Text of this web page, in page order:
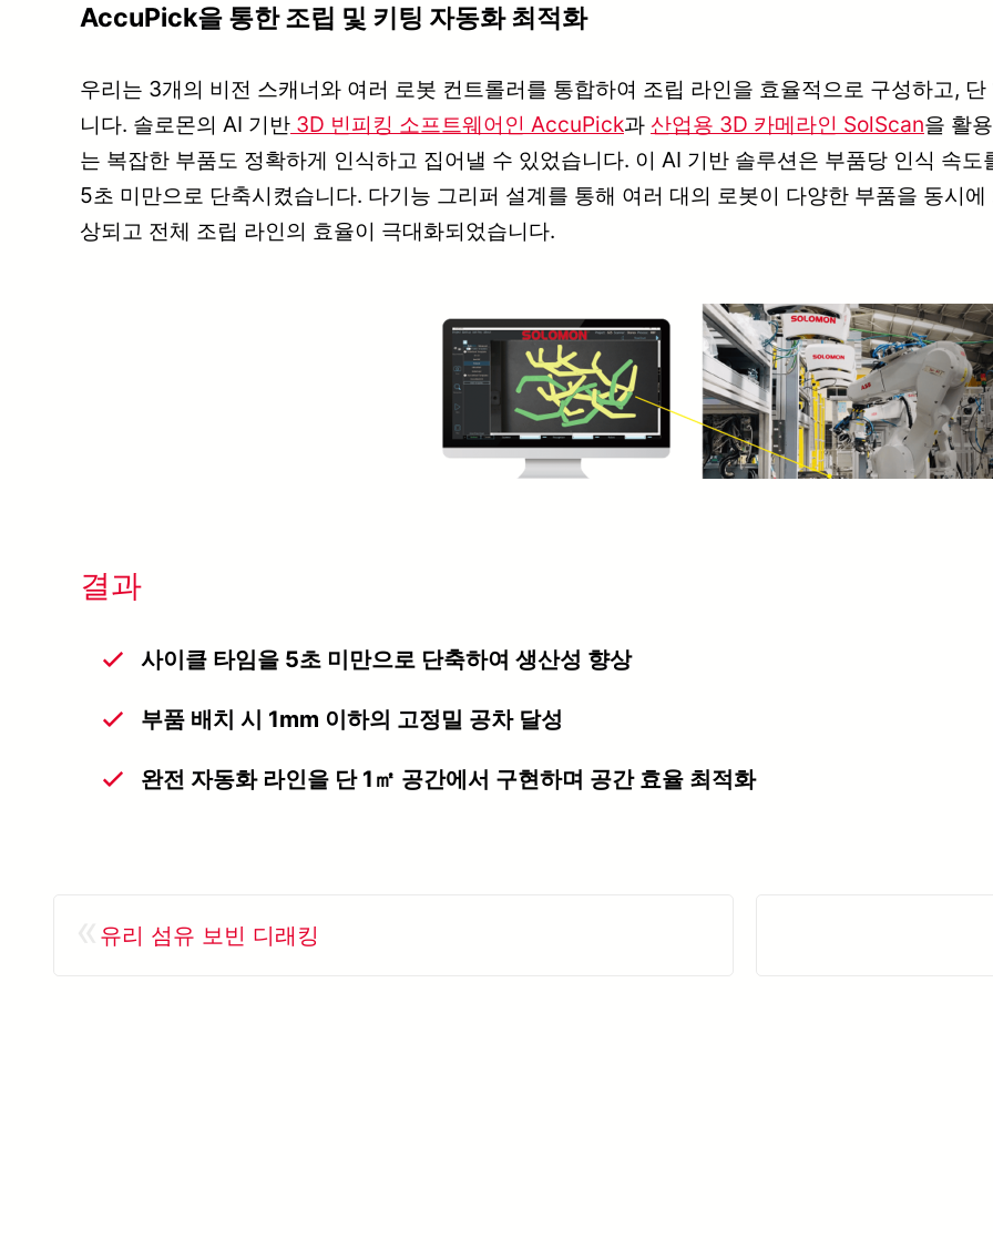
AccuPick을 통한 조립 및 키팅 자동화 최적화
우리는 3개의 비전 스캐너와 여러 로봇 컨트롤러를 통합하여 조립 라인을 효율적으로 구성하고,
니다. 솔로몬의 AI 기반 3D 빈피킹 소프트웨어인 AccuPick과 산업용 3D 카메라인 SolScan을 활
는 복잡한 부품도 정확하게 인식하고 집어낼 수 있었습니다. 이 AI 기반 솔루션은 부품당 인식 속
5초 미만으로 단축시켰습니다. 다기능 그리퍼 설계를 통해 여러 대의 로봇이 다양한 부품을 동시
상되고 전체 조립 라인의 효율이 극대화되었습니다.
결과
사이클 타임을 5초 미만으로 단축하여 생산성 향상
부품 배치 시 1mm 이하의 고정밀 공차 달성
완전 자동화 라인을 단 1㎡ 공간에서 구현하며 공간 효율 최적화
유리 섬유 보빈 디래킹